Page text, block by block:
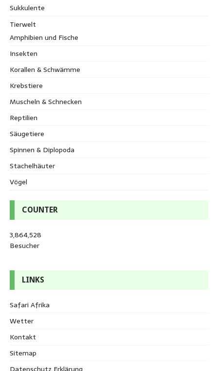
Sukkulente
Tierwelt
Amphibien und Fische
Insekten
Korallen & Schwämme
Krebstiere
Muscheln & Schnecken
Reptilien
Säugetiere
Spinnen & Diplopoda
Stachelhäuter
Vögel
COUNTER
3,864,528
Besucher
LINKS
Safari Afrika
Wetter
Kontakt
Sitemap
Datenschutz Erklärung